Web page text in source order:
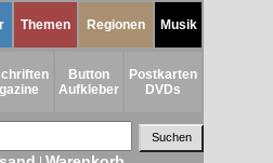
Themen Regionen Musik
Button
Aufkleber
Postkarten
DVDs